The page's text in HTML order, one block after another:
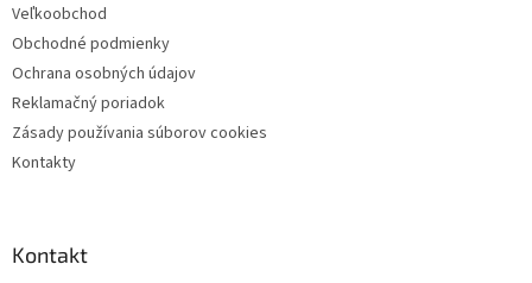
Veľkoobchod
Obchodné podmienky
Ochrana osobných údajov
Reklamačný poriadok
Zásady používania súborov cookies
Kontakty
Kontakt